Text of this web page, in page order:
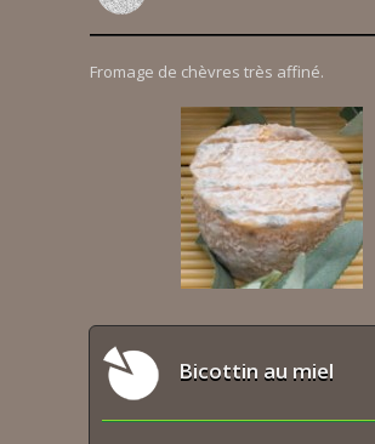
Fromage de chèvres très affiné.
Bicottin au miel